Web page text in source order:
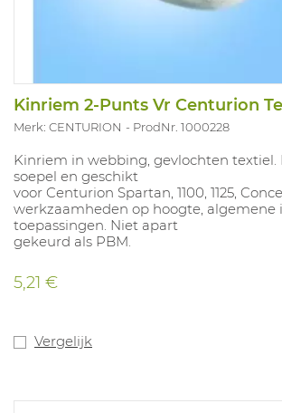
Kinriem 2-Punts Vr Centurion
Merk: CENTURION ProdNr. 1000228
Kinriem in webbing, gevlochten textiel.
soepel en geschikt
voor Centurion Spartan, 1100, 1125,
werkzaamheden op hoogte, algemene
toepassingen. Niet apart
gekeurd als PBM.
5,21 €
Vergelijk